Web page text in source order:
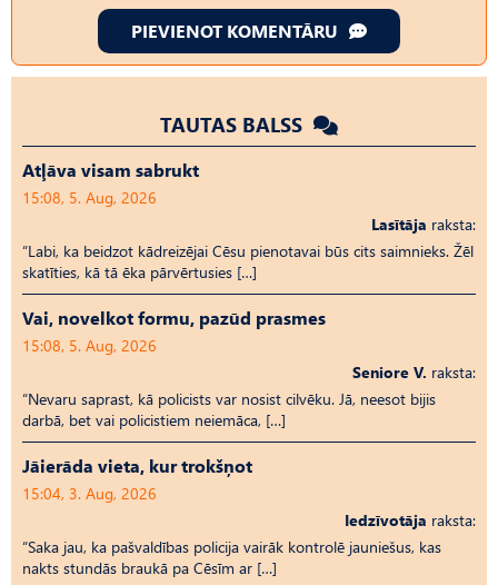
PIEVIENOT KOMENTĀRU
TAUTAS BALSS
Atļāva visam sabrukt
15:08, 5. Aug, 2026
Lasītāja raksta:
“Labi, ka beidzot kādreizējai Cēsu pienotavai būs cits saimnieks. Žēl
skatīties, kā tā ēka pārvērtusies […]
Vai, novelkot formu, pazūd prasmes
15:08, 5. Aug, 2026
Seniore V. raksta:
“Nevaru saprast, kā policists var nosist cilvēku. Jā, neesot bijis
darbā, bet vai policistiem neiemāca, […]
Jāierāda vieta, kur trokšņot
15:04, 3. Aug, 2026
Iedzīvotāja raksta:
“Saka jau, ka pašvaldības policija vairāk kontrolē jauniešus, kas
nakts stundās braukā pa Cēsīm ar […]